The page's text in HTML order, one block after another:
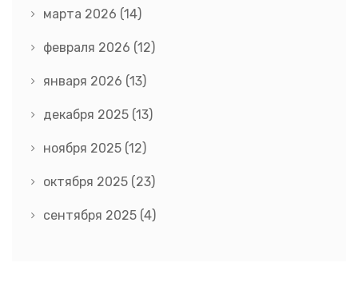
марта 2026 (14)
февраля 2026 (12)
января 2026 (13)
декабря 2025 (13)
ноября 2025 (12)
октября 2025 (23)
сентября 2025 (4)